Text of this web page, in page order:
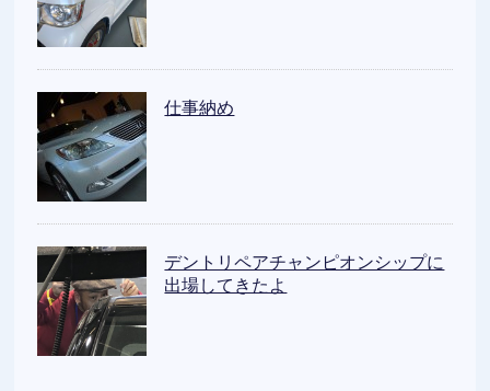
仕事納め
デントリペアチャンピオンシップに
出場してきたよ